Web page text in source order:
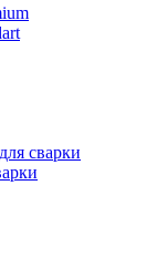
сварки